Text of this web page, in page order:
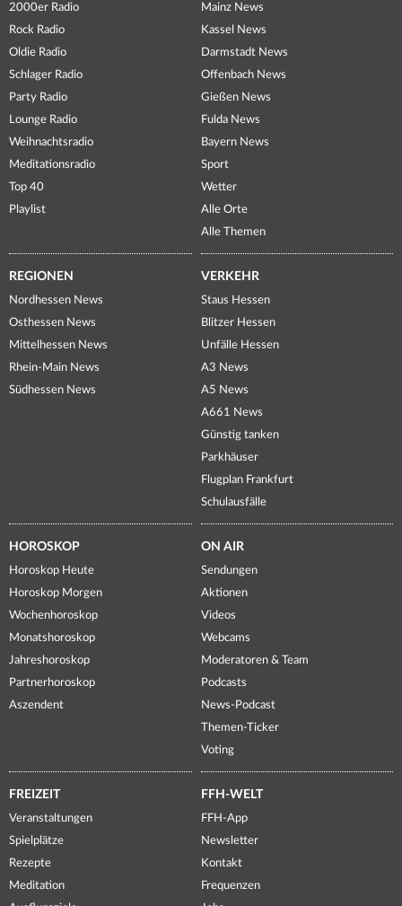
2000er Radio
Rock Radio
Oldie Radio
Schlager Radio
Party Radio
Lounge Radio
Weihnachtsradio
Meditationsradio
Top 40
Playlist
Mainz News
Kassel News
Darmstadt News
Offenbach News
Gießen News
Fulda News
Bayern News
Sport
Wetter
Alle Orte
Alle Themen
REGIONEN
Nordhessen News
Osthessen News
Mittelhessen News
Rhein-Main News
Südhessen News
VERKEHR
Staus Hessen
Blitzer Hessen
Unfälle Hessen
A3 News
A5 News
A661 News
Günstig tanken
Parkhäuser
Flugplan Frankfurt
Schulausfälle
HOROSKOP
Horoskop Heute
Horoskop Morgen
Wochenhoroskop
Monatshoroskop
Jahreshoroskop
Partnerhoroskop
Aszendent
ON AIR
Sendungen
Aktionen
Videos
Webcams
Moderatoren & Team
Podcasts
News-Podcast
Themen-Ticker
Voting
FREIZEIT
Veranstaltungen
Spielplätze
Rezepte
Meditation
FFH-WELT
FFH-App
Newsletter
Kontakt
Frequenzen